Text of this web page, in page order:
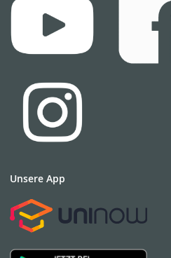
Unsere App